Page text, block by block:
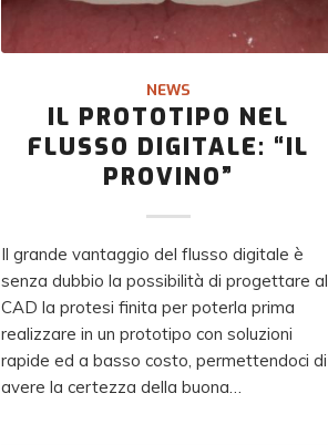
NEWS
IL PROTOTIPO NEL
FLUSSO DIGITALE: “IL
PROVINO”
Il grande vantaggio del flusso digitale è
senza dubbio la possibilità di progettare al
CAD la protesi finita per poterla prima
realizzare in un prototipo con soluzioni
rapide ed a basso costo, permettendoci di
avere la certezza della buona…